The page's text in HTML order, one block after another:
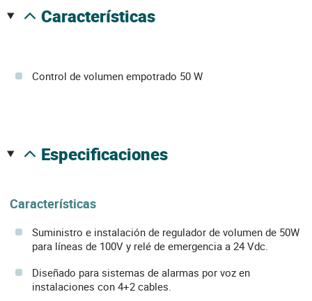
características
Control de volumen empotrado 50 W
especificaciones
Características
Suministro e instalación de regulador de volumen de 50W
para líneas de 100V y relé de emergencia a 24 Vdc.
Diseñado para sistemas de alarmas por voz en
instalaciones con 4+2 cables.